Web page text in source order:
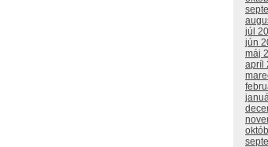
júl
jún
máj
apríl